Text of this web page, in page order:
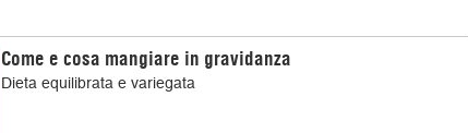
Come e cosa mangiare in gravidanza
Dieta equilibrata e variegata